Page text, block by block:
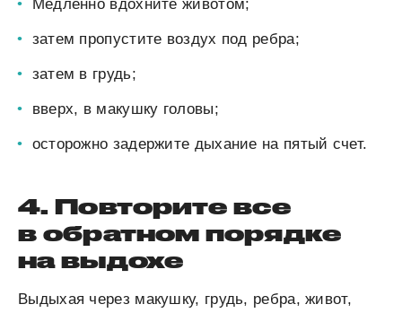
Медленно вдохните животом;
затем пропустите воздух под ребра;
затем в грудь;
вверх, в макушку головы;
осторожно задержите дыхание на пятый счет.
4. Повторите все
в обратном порядке
на выдохе
Выдыхая через макушку, грудь, ребра, живот,